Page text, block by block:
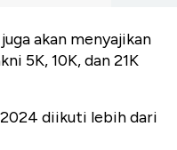
akan menyajikan
5K, 10K, dan 21K
diikuti lebih dari